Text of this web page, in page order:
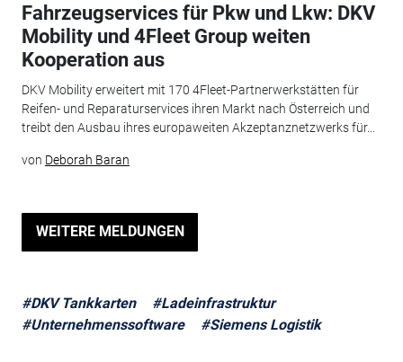
Fahrzeugservices für Pkw und Lkw: DKV
Mobility und 4Fleet Group weiten
Kooperation aus
DKV Mobility erweitert mit 170 4Fleet-Partnerwerkstätten für
Reifen- und Reparaturservices ihren Markt nach Österreich und
treibt den Ausbau ihres europaweiten Akzeptanznetzwerks für...
von Deborah Baran
WEITERE MELDUNGEN
#DKV Tankkarten
#Ladeinfrastruktur
#Unternehmenssoftware
#Siemens Logistik